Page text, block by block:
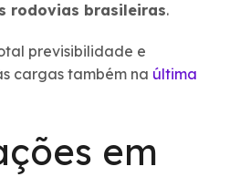
rodovias brasileiras.
previsibilidade e
cargas também na última
em